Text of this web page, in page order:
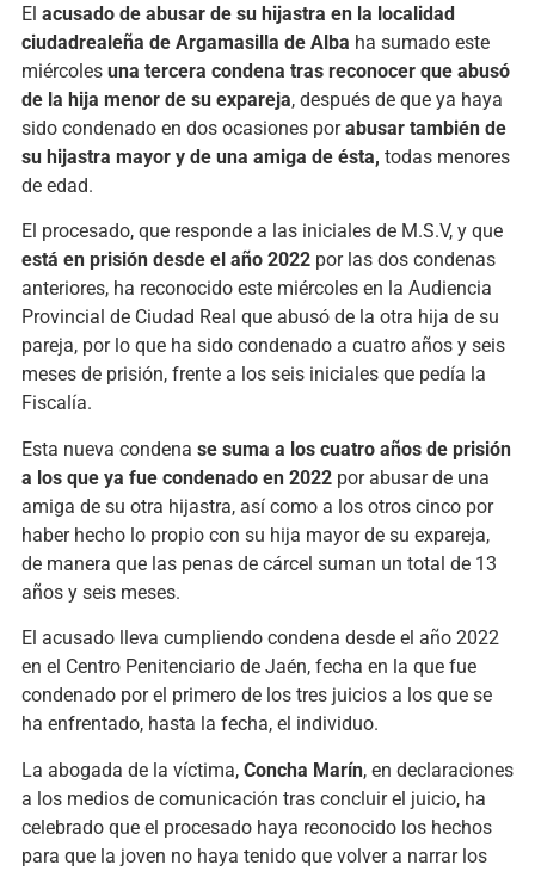
El acusado de abusar de su hijastra en la localidad
ciudadrealeña de Argamasilla de Alba ha sumado este
miércolesuna tercera condena tras reconocer que abusó
de la hija menor de su expareja, después de que ya haya
sido condenado en dos ocasiones porabusar también de
su hijastra mayor y de una amiga de ésta, todas menores
de edad.
El procesado, que responde a las iniciales de M.S.V, y que
está en prisión desde el año 2022por las dos condenas
anteriores, ha reconocido este miércoles en la Audiencia
Provincial de Ciudad Real que abusó de la otra hija de su
pareja, por lo que ha sido condenado a cuatro años y seis
meses de prisión, frente a los seis iniciales que pedía la
Fiscalía.
Esta nueva condena se suma a los cuatro años de prisión
a los que ya fue condenado en 2022por abusar de una
amiga de su otra hijastra, así como a los otros cinco por
haber hecho lo propio con su hija mayor de su expareja,
de manera que las penas de cárcel suman un total de 13
años y seis meses.
El acusado lleva cumpliendo condena desde el año 2022
en el Centro Penitenciario de Jaén, fecha en la que fue
condenado por el primero de los tres juicios a los que se
ha enfrentado, hasta la fecha, el individuo.
La abogada de la víctima,Concha Marín, en declaraciones
a los medios de comunicación tras concluir el juicio, ha
celebrado que el procesado haya reconocido los hechos
para que la joven no haya tenido que volver a narrar los